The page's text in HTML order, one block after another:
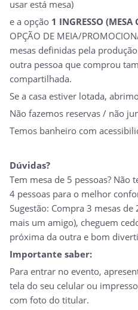
usar está mesa)
e a opção 1 INGRESSO
OPÇÃO DE MEIA/
mesas definidas pela
outra pessoa que comprou
compartilhada.
Se a casa estiver lotada,
Não fazemos reservas / não
Temos banheiro com
Dúvidas?
Tem mesa de 5 pessoas? Não
4 pessoas para o melhor
Sugestão: Compra 3 mesas
mais um amigo), cheguem
próxima da outra e bom
Importante saber:
Para entrar no evento,
tela do seu celular ou
com foto do titular.